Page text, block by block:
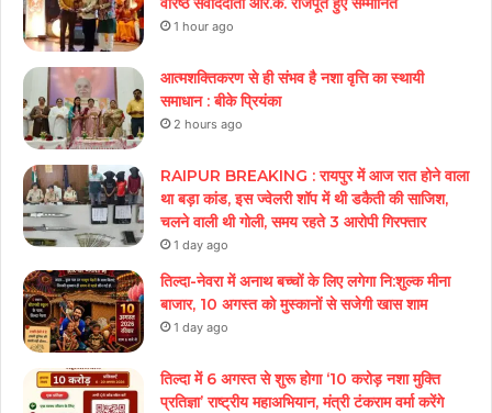
1 hour ago
आत्मशक्तिकरण से ही संभव है नशा वृत्ति का स्थायी
समाधान : बीके प्रियंका
2 hours ago
RAIPUR BREAKING : रायपुर में आज रात होने वाला
था बड़ा कांड, इस ज्वेलरी शॉप में थी डकैती की साजिश,
चलने वाली थी गोली, समय रहते 3 आरोपी गिरफ्तार
1 day ago
तिल्दा-नेवरा में अनाथ बच्चों के लिए लगेगा नि:शुल्क मीना
बाजार, 10 अगस्त को मुस्कानों से सजेगी खास शाम
1 day ago
तिल्दा में 6 अगस्त से शुरू होगा ‘10 करोड़ नशा मुक्ति
प्रतिज्ञा’ राष्ट्रीय महाअभियान, मंत्री टंकराम वर्मा करेंगे